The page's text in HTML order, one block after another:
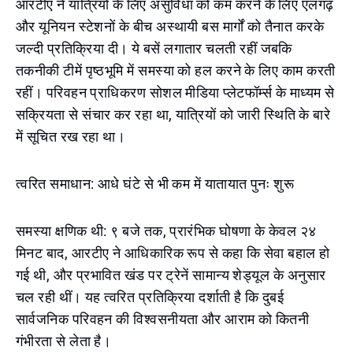
आरटीए ने यात्रियों के लिए असुविधा को कम करने के लिए एलगढ़
और यूनियन स्टेशनों के बीच अस्थायी बस मार्गों को तैनात करके
जल्दी प्रतिक्रिया दी। ये बसें लगातार चलती रहीं जबकि
तकनीकी टीमें पृष्ठभूमि में समस्या को हल करने के लिए काम करती
रहीं। परिवहन प्राधिकरण सोशल मीडिया प्लेटफॉर्म्स के माध्यम से
सक्रियता से संचार कर रहा था, यात्रियों को जारी स्थिति के बारे
में सूचित रख रहा था।
त्वरित समाधान: आधे घंटे से भी कम में यातायात पुनः शुरू
समस्या क्षणिक थी: ९ बजे तक, प्रारंभिक घोषणा के केवल २४
मिनट बाद, आरटीए ने आधिकारिक रूप से कहा कि सेवा बहाल हो
गई थी, और प्रभावित खंड पर ट्रेनें सामान्य शेड्यूल के अनुसार
चल रही थीं। यह त्वरित प्रतिक्रिया दर्शाती है कि दुबई
सार्वजनिक परिवहन की विश्वसनीयता और आराम को कितनी
गंभीरता से लेता है।